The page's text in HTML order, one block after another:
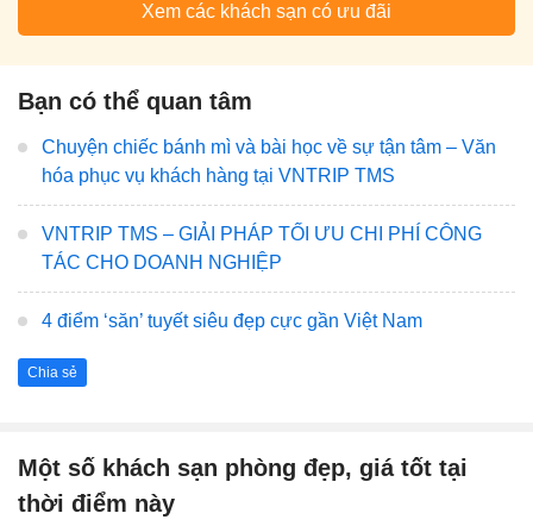
Xem các khách sạn có ưu đãi
Bạn có thể quan tâm
Chuyện chiếc bánh mì và bài học về sự tận tâm – Văn
hóa phục vụ khách hàng tại VNTRIP TMS
VNTRIP TMS – GIẢI PHÁP TỐI ƯU CHI PHÍ CÔNG
TÁC CHO DOANH NGHIỆP
4 điểm ‘săn’ tuyết siêu đẹp cực gần Việt Nam
Chia sẻ
Một số khách sạn phòng đẹp, giá tốt tại
thời điểm này